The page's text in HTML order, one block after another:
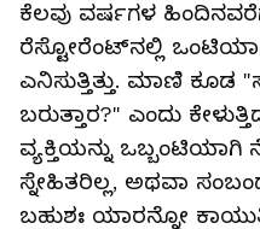
ಕೆಲವು ವರ್ಷಗಳ
ರೆಸ್ಟೋರೆಂಟ್‌ನಲ್ಲಿ
ಎನಿಸುತ್ತಿತ್ತು. ಮಾಣಿ
ಬರುತ್ತಾರ?" ಎಂದು
ವ್ಯಕ್ತಿಯನ್ನು
ಸ್ನೇಹಿತರಿಲ್ಲ, ಅಥವಾ
ಬಹುಶಃ ಯಾರನ್ನೋ